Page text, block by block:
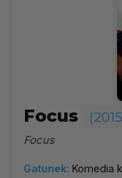
Focus
Focus
Gatunek: Komedia